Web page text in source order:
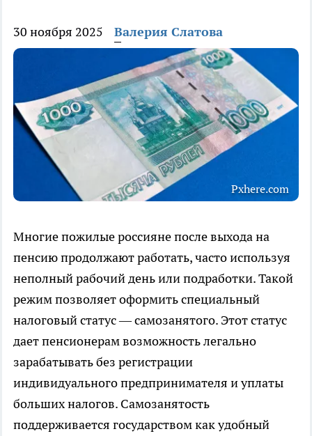
30 ноября 2025 Валерия Слатова
Pxhere.com
Многие пожилые россияне после выхода на
пенсию продолжают работать, часто используя
неполный рабочий день или подработки. Такой
режим позволяет оформить специальный
налоговый статус — самозанятого. Этот статус
дает пенсионерам возможность легально
зарабатывать без регистрации
индивидуального предпринимателя и уплаты
больших налогов. Самозанятость
поддерживается государством как удобный